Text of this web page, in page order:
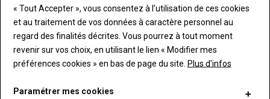
« Tout Accepter », vous consentez à l’utilisation de ces cookies
et au traitement de vos données à caractère personnel au
regard des finalités décrites. Vous pourrez à tout moment
revenir sur vos choix, en utilisant le lien « Modifier mes
préférences cookies » en bas de page du site. Plus d'infos
Paramétrer mes cookies